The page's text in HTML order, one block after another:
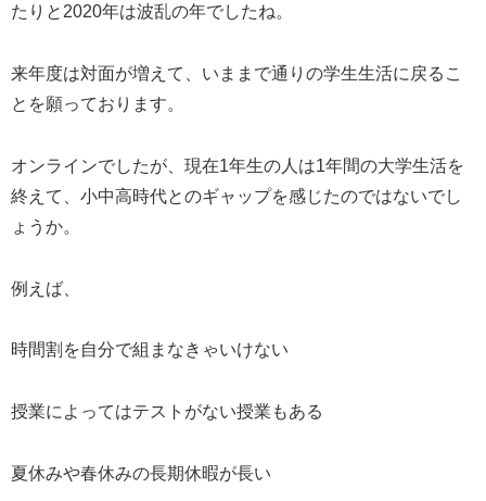
たりと2020年は波乱の年でしたね。
来年度は対面が増えて、いままで通りの学生生活に戻るこ
とを願っております。
オンラインでしたが、現在1年生の人は1年間の大学生活を
終えて、小中高時代とのギャップを感じたのではないでし
ょうか。
例えば、
時間割を自分で組まなきゃいけない
授業によってはテストがない授業もある
夏休みや春休みの長期休暇が長い